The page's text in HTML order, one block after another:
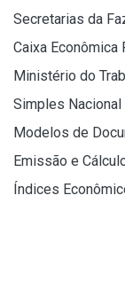
Secretarias da
Caixa Econômica
Ministério do
Simples Nacional
Modelos de
Emissão e
Índices